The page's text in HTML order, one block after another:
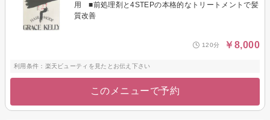
用 ■前処理剤と4STEPの本格的なトリートメントで髪
質改善
120分 ￥8,000
利用条件：楽天ビューティを見たとお伝え下さい
このメニューで予約